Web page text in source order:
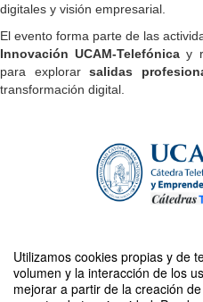
Utilizamos cookies propias y de
volumen y la interacción de los
mejorar a partir de la creación
digitales y visión empresarial.
El evento forma parte de las
Innovación UCAM-Telefónica y
para explorarsalidas
transformación digital.
Compartir por email